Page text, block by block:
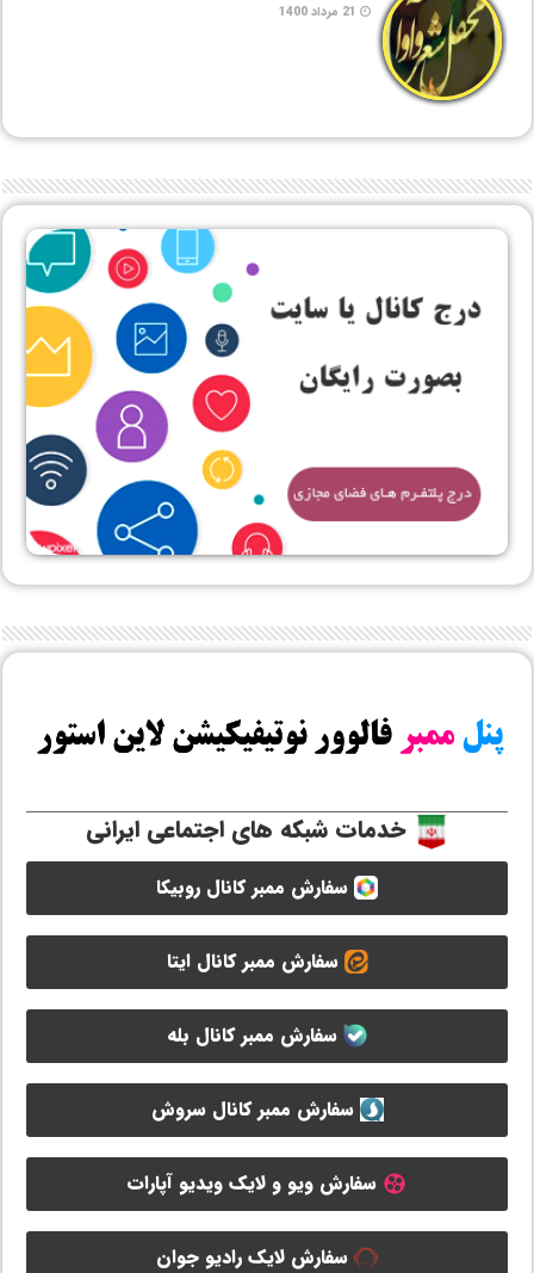
21 مرداد 1400
خدمات شبکه های اجتماعی ایرانی
سفارش ممبر کانال روبیکا
سفارش ممبر کانال ایتا
سفارش ممبر کانال بله
سفارش ممبر کانال سروش
سفارش ویو و لایک ویدیو آپارات
سفارش لایک رادیو جوان